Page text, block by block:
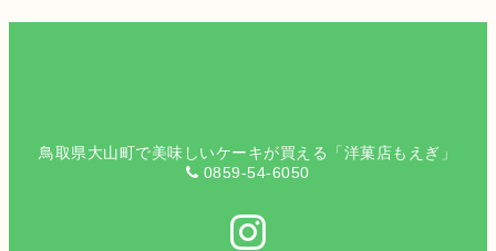
鳥取県大山町で美味しいケーキが買える「洋菓店もえぎ」
0859-54-6050